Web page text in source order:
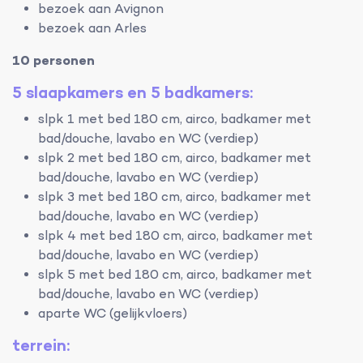
bezoek aan Avignon
bezoek aan Arles
10 personen
5 slaapkamers en 5 badkamers:
slpk 1 met bed 180 cm, airco, badkamer met
bad/douche, lavabo en WC (verdiep)
slpk 2 met bed 180 cm, airco, badkamer met
bad/douche, lavabo en WC (verdiep)
slpk 3 met bed 180 cm, airco, badkamer met
bad/douche, lavabo en WC (verdiep)
slpk 4 met bed 180 cm, airco, badkamer met
bad/douche, lavabo en WC (verdiep)
slpk 5 met bed 180 cm, airco, badkamer met
bad/douche, lavabo en WC (verdiep)
aparte WC (gelijkvloers)
terrein: